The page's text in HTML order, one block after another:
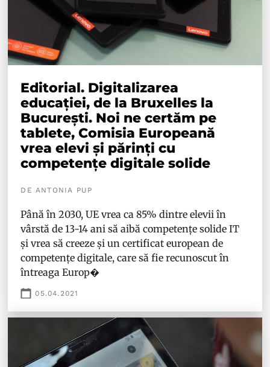
Editorial. Digitalizarea
educației, de la Bruxelles la
București. Noi ne certăm pe
tablete, Comisia Europeană
vrea elevi și părinți cu
competențe digitale solide
DE ANTONIA PUP
Până în 2030, UE vrea ca 85% dintre elevii în
vârstă de 13-14 ani să aibă competențe solide IT
și vrea să creeze și un certificat european de
competențe digitale, care să fie recunoscut în
întreaga Europ�
05.04.2021